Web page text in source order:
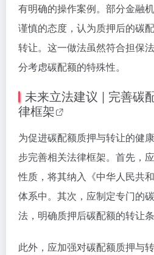
有明确的操作案例。部分金融
谨慎的态度，认为质押后的碳
转让。这一做法虽然符合担保
分考虑碳配额的特殊性。
未来立法建议 | 完善碳
律框架
为促进碳配额质押与转让的健
步完善相关法律框架。首先，
性质，将其纳入《中华人民共
体系中。其次，应制定专门的
法，明确质押后碳配额的转让条
此外，应加强对碳配额质押与